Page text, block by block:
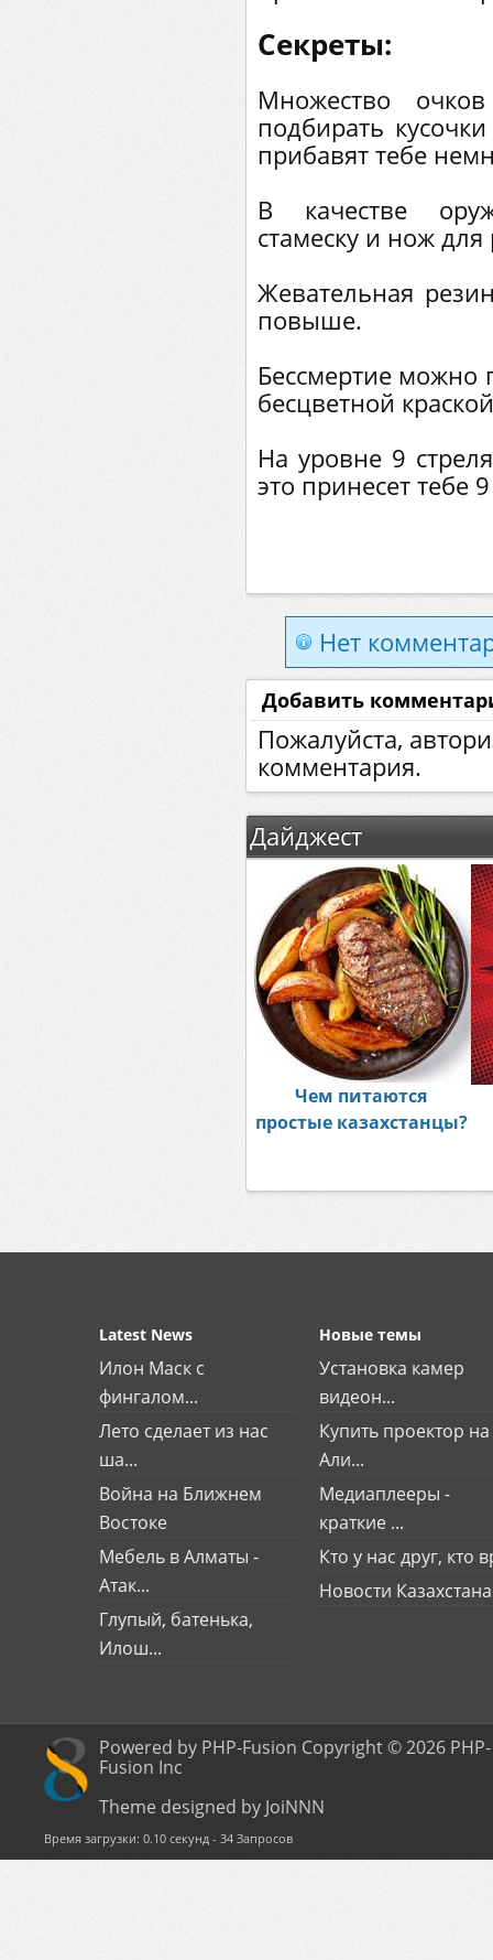
Секреты:
Множество
подбирать
прибавят тебе
В качестве
стамеску и нож
Жевательная
повыше.
Бессмертие можно
бесцветной
На уровне 9
это принесет тебе
Нет
Добавить
Пожалуйста,
комментария.
Дайджест
Чем питаются
простые казахстанцы?
Latest News
Илон Маск с
фингалом...
Лето сделает из нас
ша...
Война на Ближнем
Востоке
Мебель в Алматы -
Атак...
Глупый, батенька,
Илош...
Новые темы
Установка камер
видеон...
Купить проектор на
Али...
Медиаплееры -
краткие ...
Кто у нас друг, кто
Новости Казахстана
Powered by PHP-Fusion Copyright © 2026 PHP-
Fusion Inc
Theme designed by JoiNNN
Время загрузки: 0.10 секунд - 34 Запросов